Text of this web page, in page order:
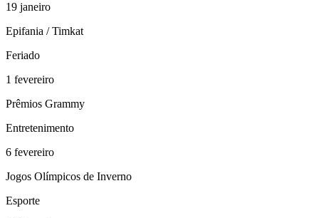
19 janeiro
Epifania / Timkat
Feriado
1 fevereiro
Prêmios Grammy
Entretenimento
6 fevereiro
Jogos Olímpicos de Inverno
Esporte